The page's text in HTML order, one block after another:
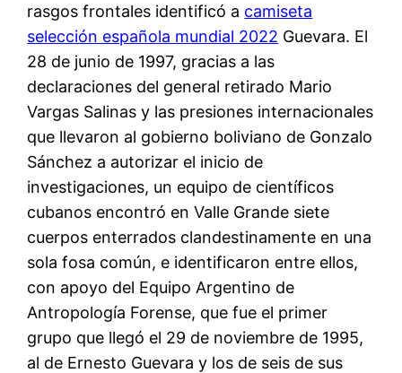
rasgos frontales identificó a camiseta
selección española mundial 2022 Guevara. El
28 de junio de 1997, gracias a las
declaraciones del general retirado Mario
Vargas Salinas y las presiones internacionales
que llevaron al gobierno boliviano de Gonzalo
Sánchez a autorizar el inicio de
investigaciones, un equipo de científicos
cubanos encontró en Valle Grande siete
cuerpos enterrados clandestinamente en una
sola fosa común, e identificaron entre ellos,
con apoyo del Equipo Argentino de
Antropología Forense, que fue el primer
grupo que llegó el 29 de noviembre de 1995,
al de Ernesto Guevara y los de seis de sus